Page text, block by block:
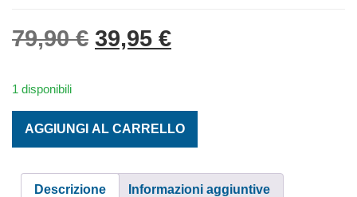
79,90€ Il prezzo originale era:
39,95 €Il prezzo attuale
1 disponibili
AGGIUNGI AL CARRELLO
Descrizione Informazioni aggiuntive